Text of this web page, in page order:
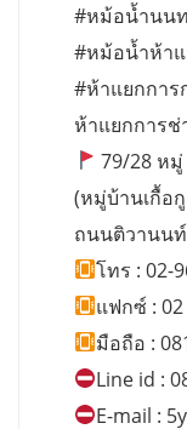
#หม้อน้ำนน
#หม้อน้ำห้า
#ห้าแยกการ
ห้าแยกการช่
79/28 ห
(หมู่บ้านเกื้อ
ถนนติวานนท์
โทร : 02-
แฟกซ์ : 02
มือถือ :
Line id :
E-mail :